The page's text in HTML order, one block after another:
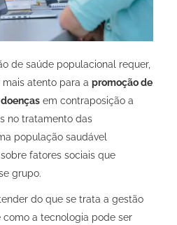
de saúde populacional requer,
atento para a promoção de
em contraposição a
no tratamento das
população saudável
fatores sociais que
grupo.
do que se trata a gestão
a tecnologia pode ser